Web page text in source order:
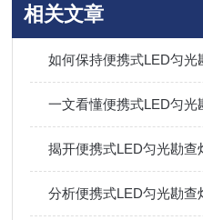
相关文章
如何保持便携式LED匀光
一文看懂便携式LED匀光
揭开便携式LED匀光勘查
分析便携式LED匀光勘查